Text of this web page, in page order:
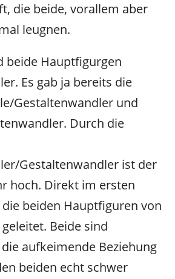
die beide, vorallem aber
leugnen.
beide Hauptfigurgen
Es gab ja bereits die
Gestaltenwandler und
Durch die
Gestaltenwandler ist der
hoch. Direkt im ersten
beiden Hauptfiguren von
Beide sind
aufkeimende Beziehung
beiden echt schwer